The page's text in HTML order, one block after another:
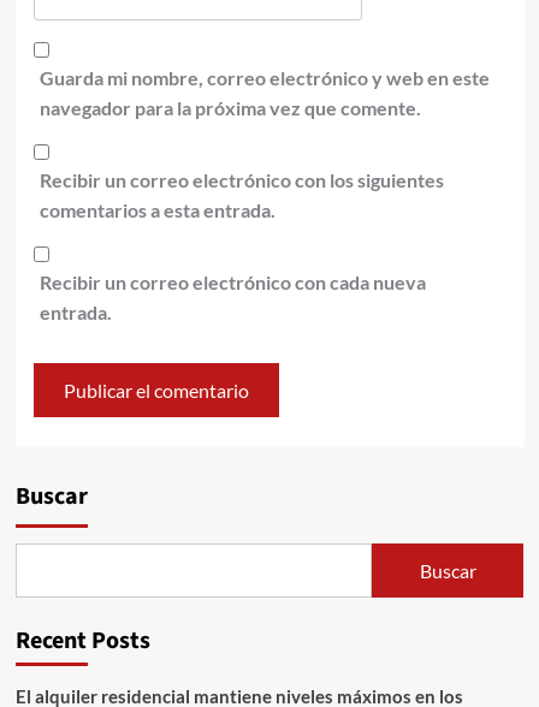
Guarda mi nombre, correo electrónico y web en este
navegador para la próxima vez que comente.
Recibir un correo electrónico con los siguientes
comentarios a esta entrada.
Recibir un correo electrónico con cada nueva
entrada.
Buscar
Buscar
Recent Posts
El alquiler residencial mantiene niveles máximos en los